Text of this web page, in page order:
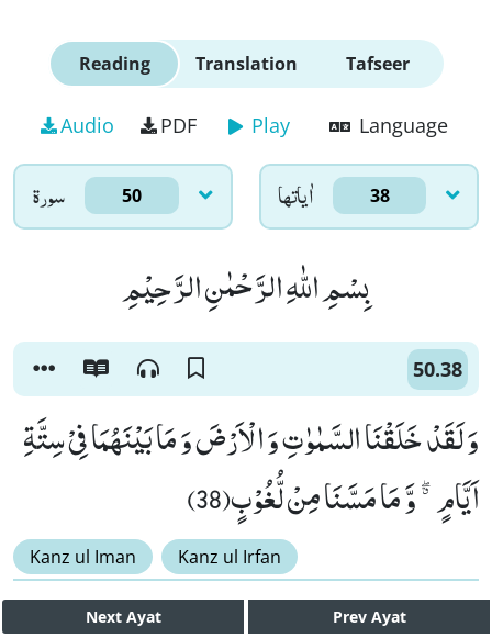
Reading Translation Tafseer
Audio PDF Play Language
سورۃ 50 اٰياتها 38
بِسْمِ اللّٰهِ الرَّحْمٰنِ الرَّحِیْمِ
50.38
وَ لَقَدْ خَلَقْنَا السَّمٰوٰتِ وَ الْاَرْضَ وَ مَا بَیْنَهُمَا فِیْ سِتَّةِ
اَیَّامٍ ﳓ وَّ مَا مَسَّنَا مِنْ لُّغُوْبٍ(38)
Kanz ul Iman Kanz ul Irfan
Next Ayat Prev Ayat